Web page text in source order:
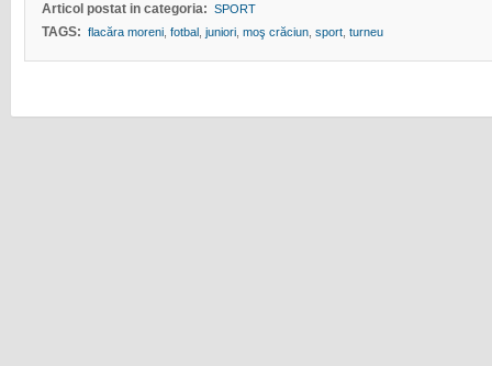
Articol postat in categoria: SPORT
TAGS: flacăra moreni, fotbal, juniori, moş crăciun, sport, turneu